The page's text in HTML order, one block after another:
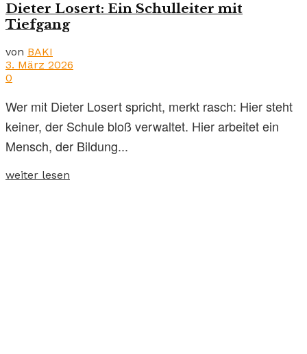
Dieter Losert: Ein Schulleiter mit
Tiefgang
von BAKI
3. März 2026
0
Wer mit Dieter Losert spricht, merkt rasch: Hier steht
keiner, der Schule bloß verwaltet. Hier arbeitet ein
Mensch, der Bildung...
weiter lesen